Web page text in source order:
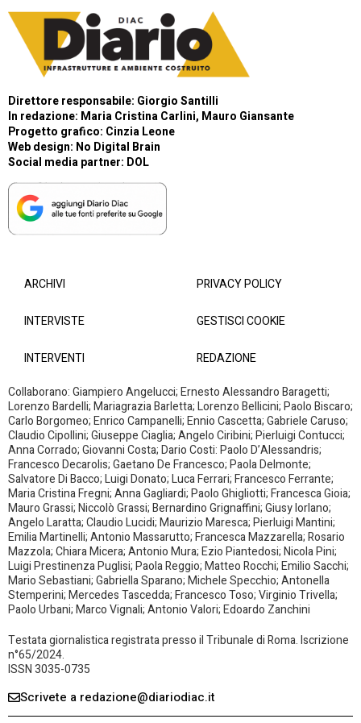
Direttore responsabile: Giorgio Santilli
In redazione: Maria Cristina Carlini, Mauro Giansante
Progetto grafico: Cinzia Leone
Web design: No Digital Brain
Social media partner: DOL
ARCHIVI
INTERVISTE
INTERVENTI
PRIVACY POLICY
GESTISCI COOKIE
REDAZIONE
Collaborano: Giampiero Angelucci; Ernesto Alessandro Baragetti;
Lorenzo Bardelli; Mariagrazia Barletta; Lorenzo Bellicini; Paolo Biscaro;
Carlo Borgomeo; Enrico Campanelli; Ennio Cascetta; Gabriele Caruso;
Claudio Cipollini; Giuseppe Ciaglia; Angelo Ciribini; Pierluigi Contucci;
Anna Corrado; Giovanni Costa; Dario Costi: Paolo D’Alessandris;
Francesco Decarolis; Gaetano De Francesco; Paola Delmonte;
Salvatore Di Bacco; Luigi Donato; Luca Ferrari; Francesco Ferrante;
Maria Cristina Fregni; Anna Gagliardi; Paolo Ghigliotti; Francesca Gioia;
Mauro Grassi; Niccolò Grassi; Bernardino Grignaffini; Giusy Iorlano;
Angelo Laratta; Claudio Lucidi; Maurizio Maresca; Pierluigi Mantini;
Emilia Martinelli; Antonio Massarutto; Francesca Mazzarella; Rosario
Mazzola; Chiara Micera; Antonio Mura; Ezio Piantedosi; Nicola Pini;
Luigi Prestinenza Puglisi; Paola Reggio; Matteo Rocchi; Emilio Sacchi;
Mario Sebastiani; Gabriella Sparano; Michele Specchio; Antonella
Stemperini; Mercedes Tascedda; Francesco Toso; Virginio Trivella;
Paolo Urbani; Marco Vignali; Antonio Valori; Edoardo Zanchini
Testata giornalistica registrata presso il Tribunale di Roma. Iscrizione
n°65/2024.
ISSN 3035-0735
Scrivete a redazione@diariodiac.it